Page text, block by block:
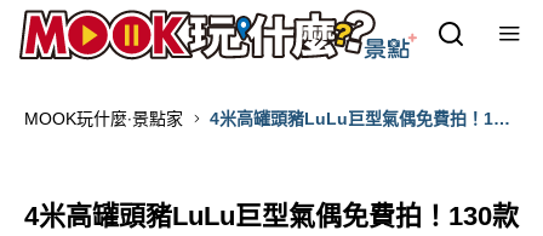
MOOK玩什麼‧景點家
4米高罐頭豬LuLu巨型氣偶免費拍！130
4米高罐頭豬LuLu巨型氣偶免費拍！130款